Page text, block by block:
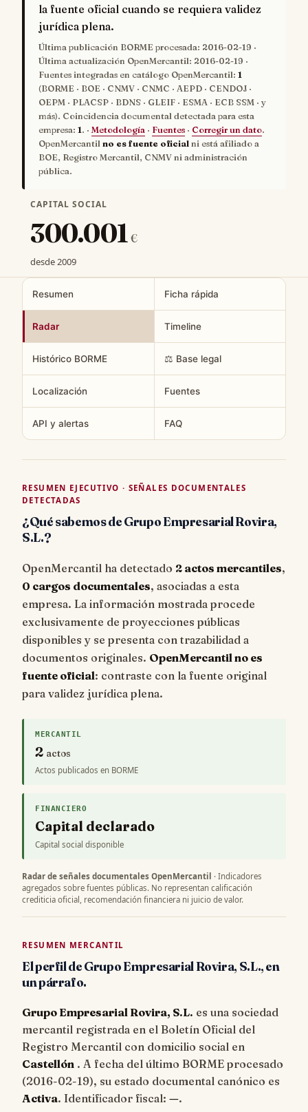
la fuente oficial cuando se requiera validez
jurídica plena.
Última publicación BORME procesada: 2016-02-19 ·
Última actualización OpenMercantil: 2016-02-19 ·
Fuentes integradas en catálogo OpenMercantil: 1
(BORME · BOE · CNMV · CNMC · AEPD · CENDOJ ·
OEPM · PLACSP · BDNS · GLEIF · ESMA · ECB SSM · y
más). Coincidencia documental detectada para esta
empresa: 1. · Metodología · Fuentes · Corregir un dato.
OpenMercantil no es fuente oficial ni está afiliado a
BOE, Registro Mercantil, CNMV ni administración
pública.
CAPITAL SOCIAL
300.001 €
desde 2009
Resumen Ficha rápida
Radar Timeline
Histórico BORME ⚖️ Base legal
Localización Fuentes
API y alertas FAQ
RESUMEN EJECUTIVO · SEÑALES DOCUMENTALES
DETECTADAS
¿Qué sabemos de Grupo Empresarial Rovira,
S.L.?
OpenMercantil ha detectado 2 actos mercantiles,
0 cargos documentales, asociadas a esta
empresa. La información mostrada procede
exclusivamente de proyecciones públicas
disponibles y se presenta con trazabilidad a
documentos originales. OpenMercantil no es
fuente oficial: contraste con la fuente original
para validez jurídica plena.
MERCANTIL
2 actos
Actos publicados en BORME
FINANCIERO
Capital declarado
Capital social disponible
Radar de señales documentales OpenMercantil · Indicadores
agregados sobre fuentes públicas. No representan calificación
crediticia oficial, recomendación financiera ni juicio de valor.
RESUMEN MERCANTIL
El perfil de Grupo Empresarial Rovira, S.L., en
un párrafo.
Grupo Empresarial Rovira, S.L. es una sociedad
mercantil registrada en el Boletín Oficial del
Registro Mercantil con domicilio social en
Castellón . A fecha del último BORME procesado
(2016-02-19), su estado documental canónico es
Activa. Identificador fiscal: —.